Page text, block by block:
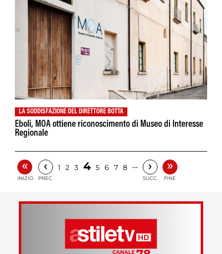
LA SODDISFAZIONE DEL DIRETTORE BOTTA
Eboli, MOA ottiene riconoscimento di Museo di Interesse
Regionale
«
INIZIO
‹
PREC.
1 2 3 4 5 6 7 8 … ›
SUCC.
»
FINE